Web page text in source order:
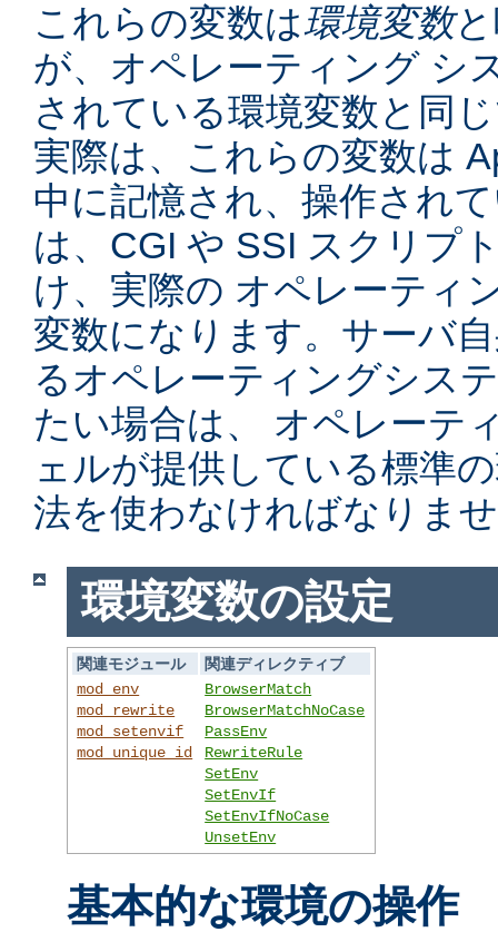
これらの変数は環境変数
が、オペレーティング シ
されている環境変数と同
実際は、これらの変数は
中に記憶され、操作され
は、CGI や SSI スクリプ
け、実際の オペレーティ
変数になります。サーバ
るオペレーティングシス
たい場合は、 オペレーテ
ェルが提供している標準
法を使わなければなりま
環境変数の設定
関連モジュール
関連ディレクティブ
mod_env
mod_rewrite
mod_setenvif
mod_unique_id
BrowserMatch
BrowserMatchNoCase
PassEnv
RewriteRule
SetEnv
SetEnvIf
SetEnvIfNoCase
UnsetEnv
基本的な環境の操作